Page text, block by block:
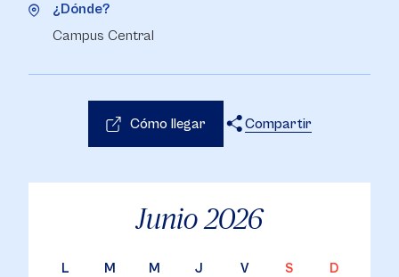
Junio 2026
L M M J V S
D
¿Dónde?
Campus Central
Cómo llegar
Compartir